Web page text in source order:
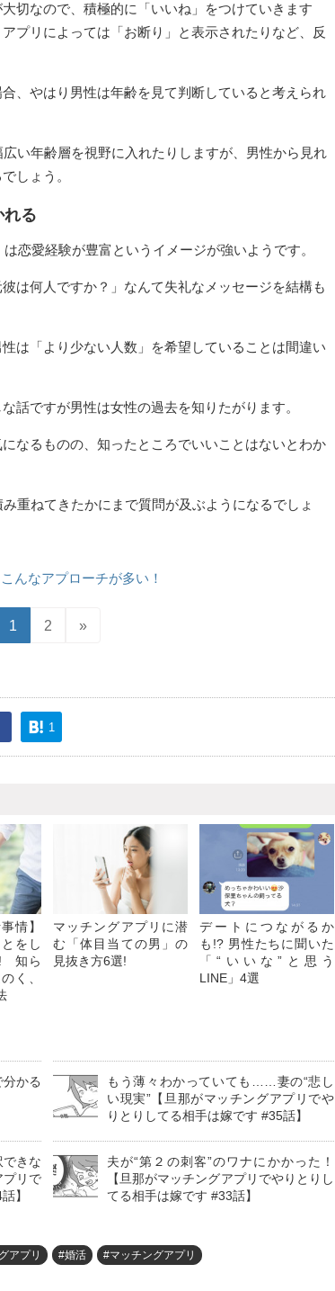
切なので、積極的に「いいね」をつけていきます
プリによっては「お断り」と表示されたりなど、反
、やはり男性は年齢を見て判断していると考えられ
い年齢層を視野に入れたりしますが、男性から見れ
しょう。
れる
恋愛経験が豊富というイメージが強いようです。
は何人ですか？」なんて失礼なメッセージを結構も
は「より少ない人数」を希望していることは間違い
話ですが男性は女性の過去を知りたがります。
なるものの、知ったところでいいことはないとわか
重ねてきたかにまで質問が及ぶようになるでしょ
こんなアプローチが多い！
1 2 »
1
情】
をし
! 知ら
く、
マッチングアプリに潜
む「体目当ての男」の
見抜き方6選!
デートにつながるか
も!? 男性たちに聞いた
「“いいな”と思う
LINE」4選
分かる
もう薄々わかっていても……妻の“悲し
い現実”【旦那がマッチングアプリでや
りとりしてる相手は嫁です #35話】
きな
リで
】
夫が“第２の刺客”のワナにかかった！
【旦那がマッチングアプリでやりとりし
てる相手は嫁です #33話】
アプリ #婚活 #マッチングアプリ